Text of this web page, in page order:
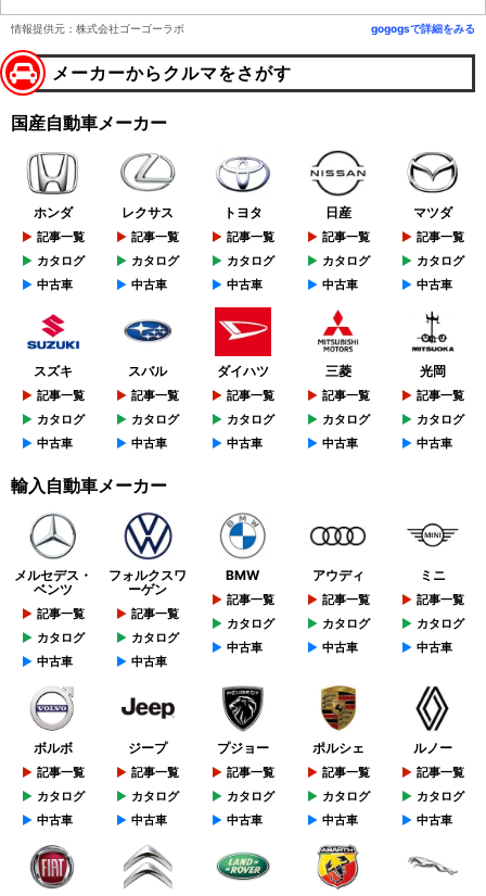
情報提供元：株式会社ゴーゴーラボ gogogsで詳細をみる
メーカーからクルマをさがす
国産自動車メーカー
ホンダ
記事一覧
カタログ
中古車
レクサス
記事一覧
カタログ
中古車
トヨタ
記事一覧
カタログ
中古車
日産
記事一覧
カタログ
中古車
マツダ
記事一覧
カタログ
中古車
スズキ
記事一覧
カタログ
中古車
スバル
記事一覧
カタログ
中古車
ダイハツ
記事一覧
カタログ
中古車
三菱
記事一覧
カタログ
中古車
光岡
記事一覧
カタログ
中古車
輸入自動車メーカー
メルセデス・
ベンツ
記事一覧
カタログ
中古車
フォルクスワ
ーゲン
記事一覧
カタログ
中古車
BMW
記事一覧
カタログ
中古車
アウディ
記事一覧
カタログ
中古車
ミニ
記事一覧
カタログ
中古車
ボルボ
記事一覧
カタログ
中古車
ジープ
記事一覧
カタログ
中古車
プジョー
記事一覧
カタログ
中古車
ポルシェ
記事一覧
カタログ
中古車
ルノー
記事一覧
カタログ
中古車